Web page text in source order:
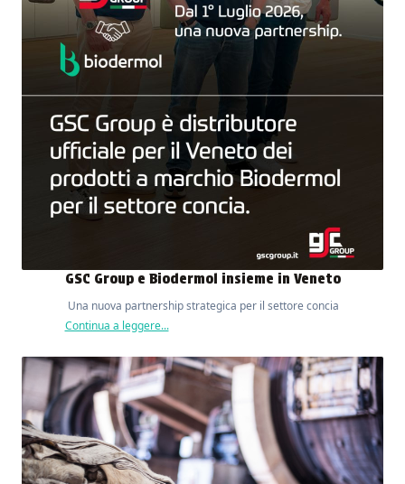
GSC Group e Biodermol insieme in Veneto
Una nuova partnership strategica per il settore concia
Continua a leggere...